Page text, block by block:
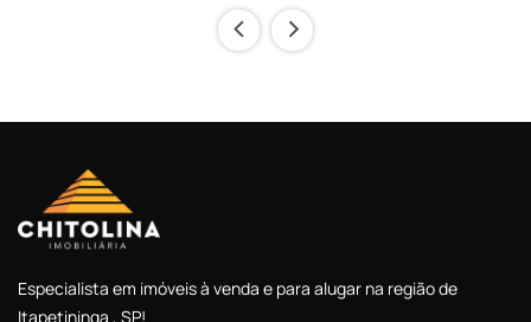
‹ ›
Especialista em imóveis à venda e para alugar na região de
Itapetininga , SP!